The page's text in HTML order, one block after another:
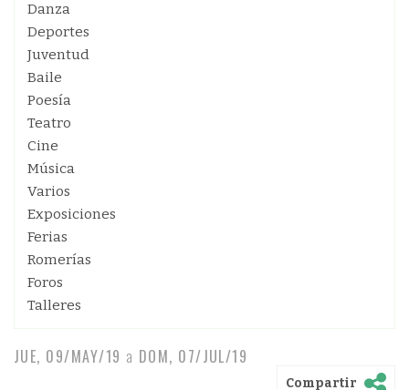
Danza
Deportes
Juventud
Baile
Poesía
Teatro
Cine
Música
Varios
Exposiciones
Ferias
Romerías
Foros
Talleres
JUE, 09/MAY/19 a DOM, 07/JUL/19
Compartir